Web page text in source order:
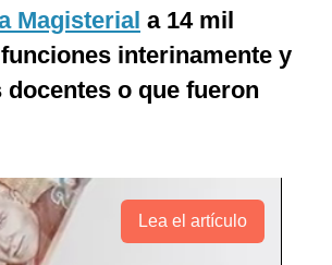
Magisterial a 14 mil
interinamente y
o que fueron
Lea el artículo